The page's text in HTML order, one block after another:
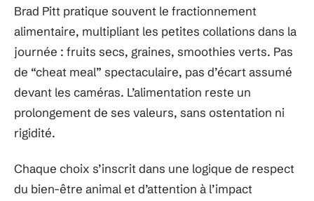
Brad Pitt pratique souvent le fractionnement
alimentaire, multipliant les petites collations dans la
journée : fruits secs, graines, smoothies verts. Pas
de “cheat meal” spectaculaire, pas d’écart assumé
devant les caméras. L’alimentation reste un
prolongement de ses valeurs, sans ostentation ni
rigidité.
Chaque choix s’inscrit dans une logique de respect
du bien-être animal et d’attention à l’impact